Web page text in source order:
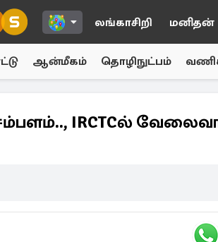
லங்காசிறி மனிதன்
ஆன்மீகம் தொழிநுட்பம்
IRCTCல்